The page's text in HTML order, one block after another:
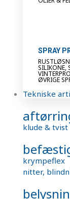
SPRAY
SILIKONE,
ØVRIGE
Tekniske
klude & tvist
krympeflex
nitter,